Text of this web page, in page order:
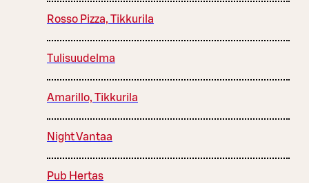
Rosso Pizza, Tikkurila
Tulisuudelma
Amarillo, Tikkurila
Night Vantaa
Pub Hertas